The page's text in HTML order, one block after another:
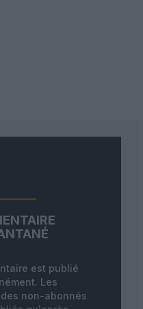
est publié
Les
non-abonnés